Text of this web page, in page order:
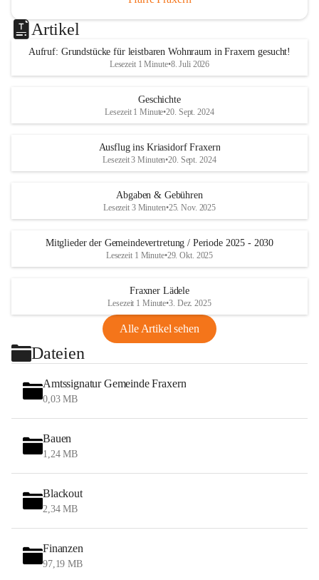
Artikel
Aufruf: Grundstücke für leistbaren Wohnraum in Fraxern gesucht!
Lesezeit 1 Minute•8. Juli 2026
Geschichte
Lesezeit 1 Minute•20. Sept. 2024
Ausflug ins Kriasidorf Fraxern
Lesezeit 3 Minuten•20. Sept. 2024
Abgaben & Gebühren
Lesezeit 3 Minuten•25. Nov. 2025
Mitglieder der Gemeindevertretung / Periode 2025 - 2030
Lesezeit 1 Minute•29. Okt. 2025
Fraxner Lädele
Lesezeit 1 Minute•3. Dez. 2025
Alle Artikel sehen
Dateien
Amtssignatur Gemeinde Fraxern
0,03 MB
Bauen
1,24 MB
Blackout
2,34 MB
Finanzen
97,19 MB